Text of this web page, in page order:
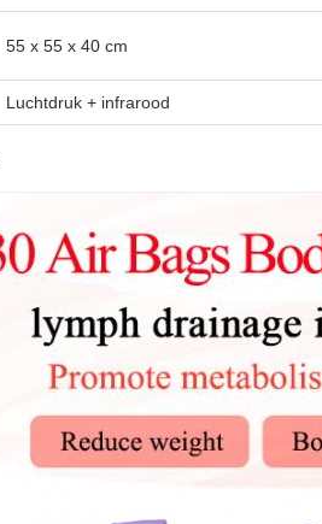
55 x 55 x 40 cm
Luchtdruk + infrarood